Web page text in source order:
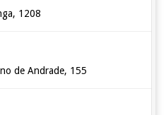
1208
de Andrade, 155